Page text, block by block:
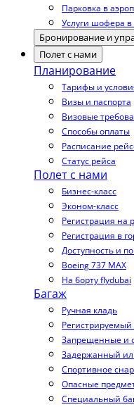
Парковка в
Услуги шофера
Бронирование и
Полет с нами
Планирование
Тарифы и
Визы и паспорта
Визовые
Способы оплаты
Расписание
Статус рейса
Полет с нами
Бизнес-класс
Эконом-класс
Регистрация на
Регистрация в
Доступность и
Boeing 737 MAX
На борту flydubai
Багаж
Ручная кладь
Регистрируемый
Запрещенные и
Задержанный
Спортивное
Опасные
Специальный